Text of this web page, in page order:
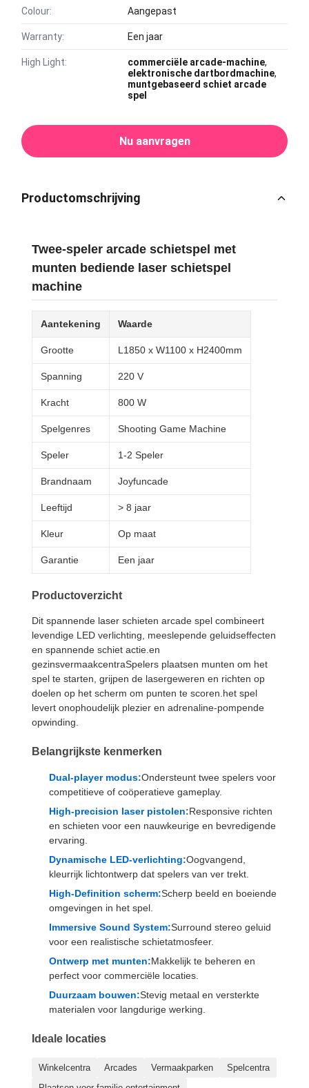
Colour: Aangepast
Warranty: Een jaar
High Light: commerciële arcade-machine,
elektronische dartbordmachine,
muntgebaseerd schiet arcade
spel
Nu aanvragen
Productomschrijving
Twee-speler arcade schietspel met
munten bediende laser schietspel
machine
Aantekening Waarde
Grootte L1850 x W1100 x H2400mm
Spanning 220 V
Kracht 800 W
Spelgenres Shooting Game Machine
Speler 1-2 Speler
Brandnaam Joyfuncade
Leeftijd > 8 jaar
Kleur Op maat
Garantie Een jaar
Productoverzicht
Dit spannende laser schieten arcade spel combineert
levendige LED verlichting, meeslepende geluidseffecten
en spannende schiet actie.en
gezinsvermaakcentraSpelers plaatsen munten om het
spel te starten, grijpen de lasergeweren en richten op
doelen op het scherm om punten te scoren.het spel
levert onophoudelijk plezier en adrenaline-pompende
opwinding.
Belangrijkste kenmerken
Dual-player modus:Ondersteunt twee spelers voor
competitieve of coöperatieve gameplay.
High-precision laser pistolen:Responsive richten
en schieten voor een nauwkeurige en bevredigende
ervaring.
Dynamische LED-verlichting:Oogvangend,
kleurrijk lichtontwerp dat spelers van ver trekt.
High-Definition scherm:Scherp beeld en boeiende
omgevingen in het spel.
Immersive Sound System:Surround stereo geluid
voor een realistische schietatmosfeer.
Ontwerp met munten:Makkelijk te beheren en
perfect voor commerciële locaties.
Duurzaam bouwen:Stevig metaal en versterkte
materialen voor langdurige werking.
Ideale locaties
Winkelcentra Arcades Vermaakparken
Spelcentra